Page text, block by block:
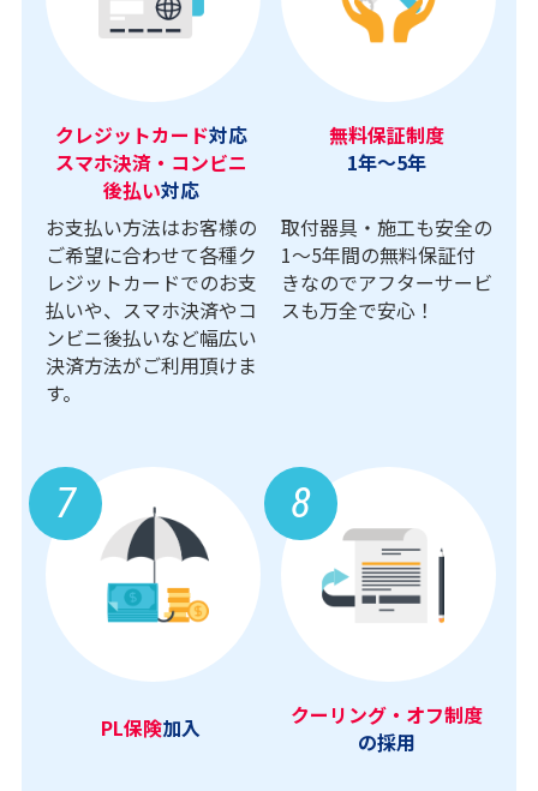
クレジットカード対応
スマホ決済・コンビニ
後払い対応
お支払い方法はお客様の
ご希望に合わせて各種ク
レジットカードでのお支
払いや、スマホ決済やコ
ンビニ後払いなど幅広い
決済方法がご利用頂けま
す。
無料保証制度
1年～5年
取付器具・施工も安全の
1〜5年間の無料保証付
きなのでアフターサービ
スも万全で安心！
7
PL保険加入
8
クーリング・オフ制度
の採用